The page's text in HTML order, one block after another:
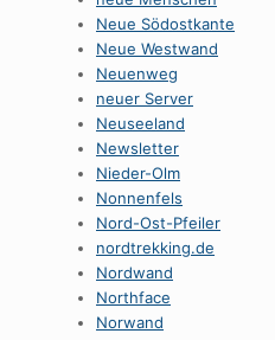
Neue Södostkante
Neue Westwand
Neuenweg
neuer Server
Neuseeland
Newsletter
Nieder-Olm
Nonnenfels
Nord-Ost-Pfeiler
nordtrekking.de
Nordwand
Northface
Norwand